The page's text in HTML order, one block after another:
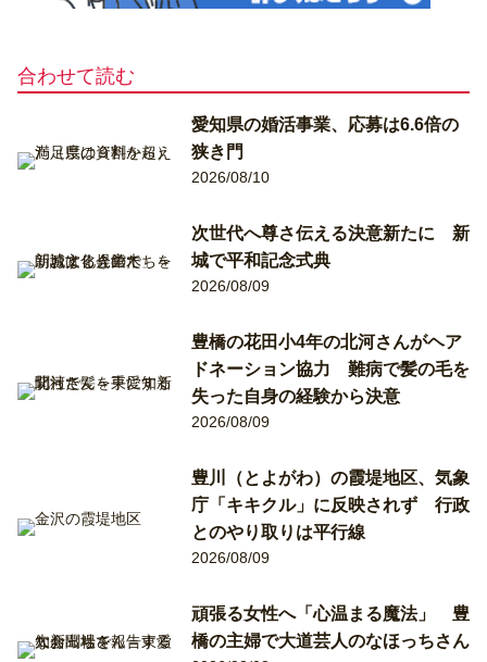
合わせて読む
愛知県の婚活事業、応募は6.6倍の
狭き門
2026/08/10
次世代へ尊さ伝える決意新たに 新
城で平和記念式典
2026/08/09
豊橋の花田小4年の北河さんがヘア
ドネーション協力 難病で髪の毛を
失った自身の経験から決意
2026/08/09
豊川（とよがわ）の霞堤地区、気象
庁「キキクル」に反映されず 行政
とのやり取りは平行線
2026/08/09
頑張る女性へ「心温まる魔法」 豊
橋の主婦で大道芸人のなほっちさん